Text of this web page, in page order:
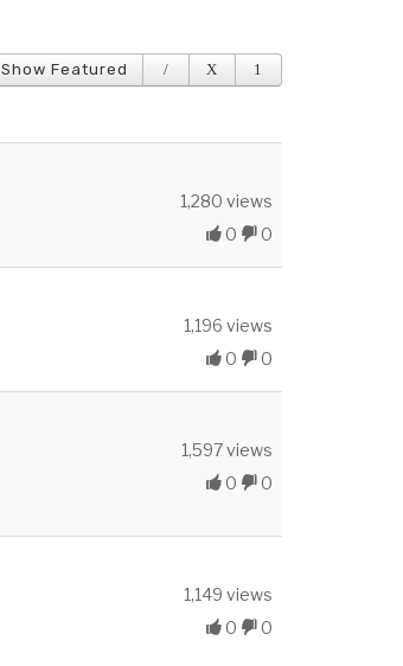
Show Featured
1,280 views
0
0
1,196 views
0
0
1,597 views
0
0
1,149 views
0
0